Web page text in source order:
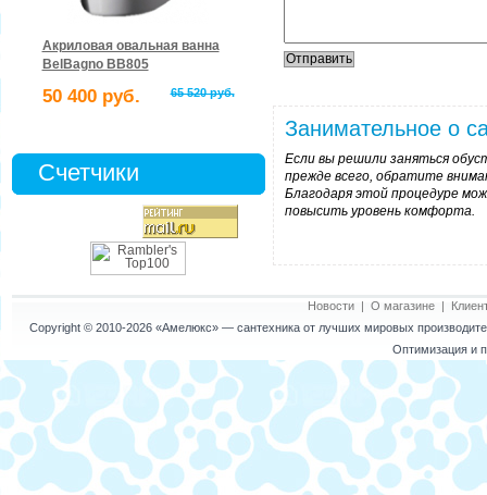
Акриловая овальная ванна
BelBagno BB805
50 400 руб. 65 520 руб.
Счетчики
Занимательное о
Если вы решили заняться
прежде всего, обратите
Благодаря этой процедуре
повысить уровень комфорта.
Новости| О магазине|
Copyright © 2010-2026 «Амелюкс»— сантехника от лучших мировых
Оптимизация и